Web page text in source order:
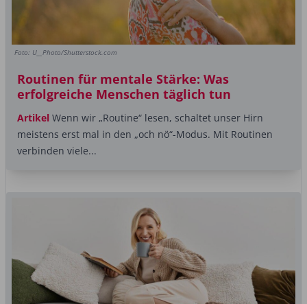
Foto: U__Photo/Shutterstock.com
Routinen für mentale Stärke: Was
erfolgreiche Menschen täglich tun
Artikel Wenn wir „Routine“ lesen, schaltet unser Hirn
meistens erst mal in den „och nö“-Modus. Mit Routinen
verbinden viele...